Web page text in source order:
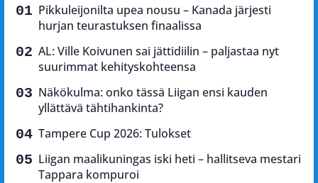
Pikkuleijonilta upea nousu – Kanada järjesti
hurjan teurastuksen finaalissa
AL: Ville Koivunen sai jättidiilin – paljastaa nyt
suurimmat kehityskohteensa
Näkökulma: onko tässä Liigan ensi kauden
yllättävä tähtihankinta?
Tampere Cup 2026: Tulokset
Liigan maalikuningas iski heti – hallitseva mestari
Tappara kompuroi